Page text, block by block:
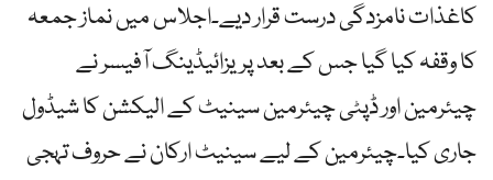
کاغذات نامزدگی درست قرار دیے۔اجلاس میں نماز جمعہ
کا وقفہ کیا گیا جس کے بعد پریزائیڈینگ آفیسر نے
چیئرمین اور ڈپٹی چیئرمین سینیٹ کے الیکشن کا شیڈول
جاری کیا۔چیئرمین کے لیے سینیٹ ارکان نے حروف تہجی